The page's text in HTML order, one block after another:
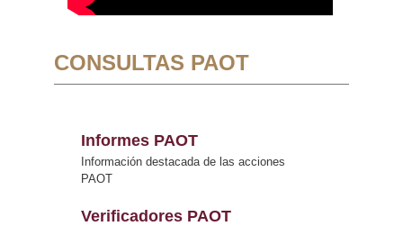
CONSULTAS PAOT
Informes PAOT
Información destacada de las acciones
PAOT
Verificadores PAOT